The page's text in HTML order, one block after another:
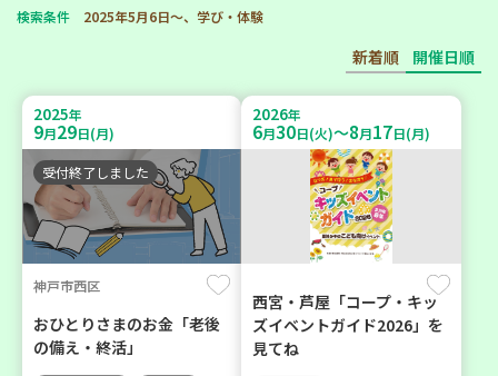
検索条件 2025年5月6日～、学び・体験
新着順 開催日順
2025年
9月29日(月)
受付終了しました
神戸市西区
おひとりさまのお金「老後
の備え・終活」
2026年
6月30日(火)～8月17日(月)
西宮・芦屋「コープ・キッ
ズイベントガイド2026」を
見てね